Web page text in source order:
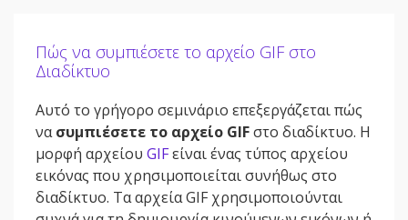
Πώς να συμπιέσετε το αρχείο GIF στο
Διαδίκτυο
Αυτό το γρήγορο σεμινάριο επεξεργάζεται πώς
νασυμπιέσετε το αρχείο GIFστο διαδίκτυο. Η
μορφή αρχείου GIFείναι ένας τύπος αρχείου
εικόνας που χρησιμοποιείται συνήθως στο
διαδίκτυο. Τα αρχεία GIF χρησιμοποιούνται